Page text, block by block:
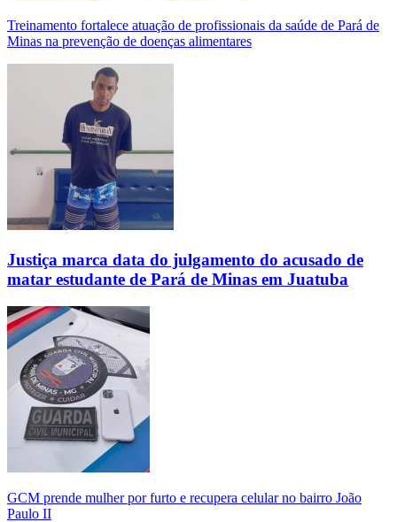
Treinamento fortalece atuação de profissionais da saúde de Pará de
Minas na prevenção de doenças alimentares
Justiça marca data do julgamento do acusado de
matar estudante de Pará de Minas em Juatuba
GCM prende mulher por furto e recupera celular no bairro João
Paulo II